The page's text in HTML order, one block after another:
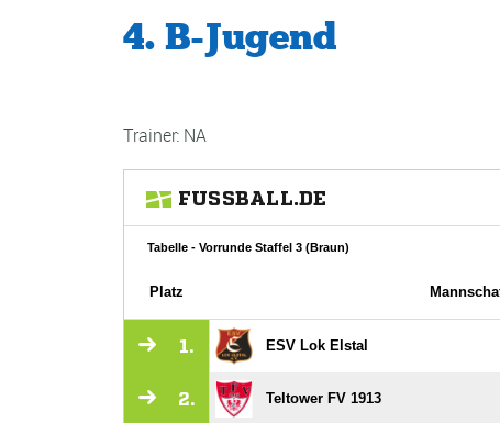
4. B-Jugend
Trainer: NA